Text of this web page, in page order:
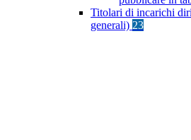
Titolari di incarichi
generali) 23